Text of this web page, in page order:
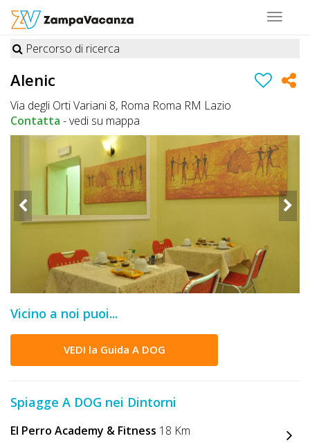
Toggle
STRUTTURE
A
DOG
LUOGHI
DOG
OFFERTE
A
DOG
A
DOG
Percorso di ricerca
Alenic
Via degli Orti Variani 8, Roma Roma RM Lazio
Contatta -vedi su mappa
Vicino a noi puoi...
VEDI la Guida A DOG
Spiagge A DOG nei Dintorni
El Perro Academy & Fitness 18 Km